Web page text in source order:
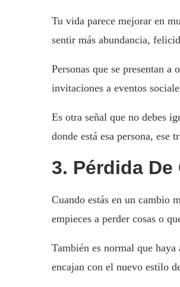
Tu vida parece mejorar en
sentir más abundancia,
Personas que se presentan
invitaciones a eventos
Es otra señal que no debes
donde está esa persona, ese
3. Pérdida
Cuando estás en un cambio
empieces a perder cosas o
También es normal que haya
encajan con el nuevo estilo